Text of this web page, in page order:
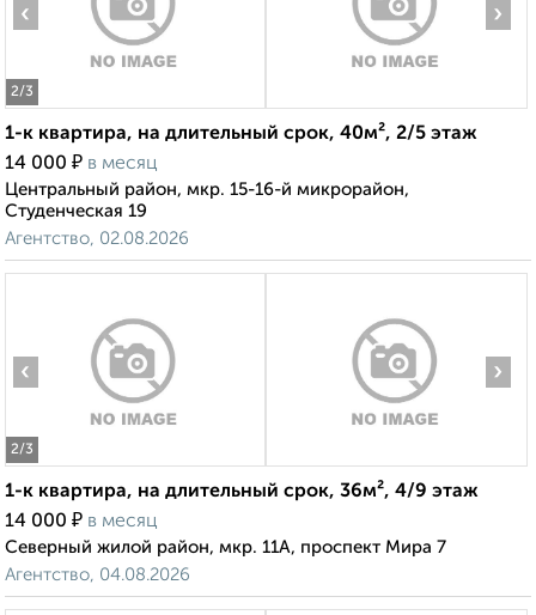
2/3
‹ ›
1-к квартира, на длительный срок, 40м², 2/5 этаж
14 000 ₽ в месяц
Центральный район, мкр. 15-16-й микрорайон,
Студенческая 19
Агентство, 02.08.2026
2/3
‹ ›
1-к квартира, на длительный срок, 36м², 4/9 этаж
14 000 ₽ в месяц
Северный жилой район, мкр. 11А, проспект Мира 7
Агентство, 04.08.2026